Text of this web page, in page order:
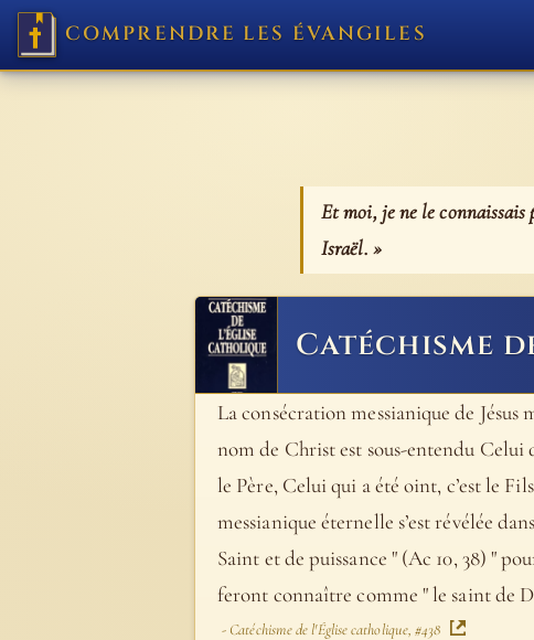
COMPRENDRE LES ÉVANGILES
Et moi, je ne le connaissais
Israël. »
Catéchisme
La consécration messianique de Jésus
nom de Christ est sous-entendu
le Père, Celui qui a été oint, c’est le
messianique éternelle s’est révélée
Saint et de puissance " (Ac 10, 38) "
feront connaître comme " le saint de
- Catéchisme de l'Église catholique, #438